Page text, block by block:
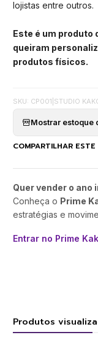
lojistas entre outros.
Este é um produto
queiram
produtos físicos.
SKU: CP001 STUDIO
Mostrar estoque
COMPARTILHAR
Quer vender o
Conheça o Prime
estratégias e
Entrar no Prime
Produtos